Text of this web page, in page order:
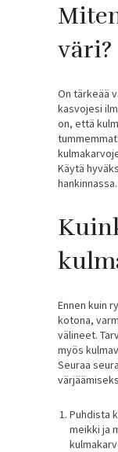
väri?
On tärkeää
kasvojesi
on, että
Käytä
hankinnassa.
Ennen kuin
kotona,
välineet.
myös
Seuraa
Puhdista
meikki ja